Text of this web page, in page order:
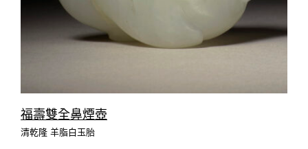
福壽雙全鼻煙壺
清乾隆 羊脂白玉胎